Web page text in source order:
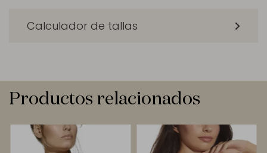
Calculador de tallas
Productos relacionados